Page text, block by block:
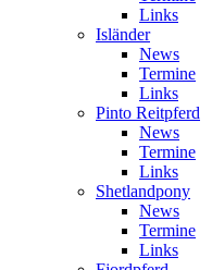
Links
Isländer
News
Termine
Links
Pinto Reitpferd
News
Termine
Links
Shetlandpony
News
Termine
Links